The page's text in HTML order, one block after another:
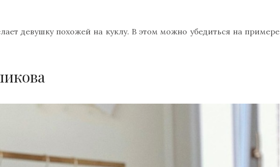
девушку похожей на куклу. В этом можно убедиться на примере